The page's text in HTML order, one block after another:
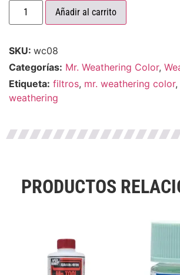
Añadir al carrito
SKU: wc08
Categorías: Mr. Weathering Color,
Etiqueta: filtros, mr. weathering color,
weathering
PRODUCTOS